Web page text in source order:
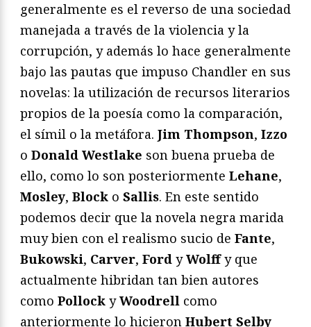
generalmente es el reverso de una sociedad
manejada a través de la violencia y la
corrupción, y además lo hace generalmente
bajo las pautas que impuso Chandler en sus
novelas: la utilización de recursos literarios
propios de la poesía como la comparación,
el símil o la metáfora. Jim Thompson, Izzo
o Donald Westlake son buena prueba de
ello, como lo son posteriormente Lehane,
Mosley, Block o Sallis. En este sentido
podemos decir que la novela negra marida
muy bien con el realismo sucio de Fante,
Bukowski, Carver, Ford yWolffy que
actualmente hibridan tan bien autores
como Pollock yWoodrell como
anteriormente lo hicieron Hubert Selby